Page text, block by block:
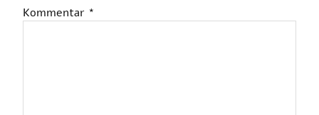
Kommentar *